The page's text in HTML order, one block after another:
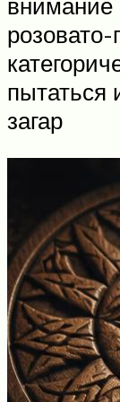
пытаться
загар